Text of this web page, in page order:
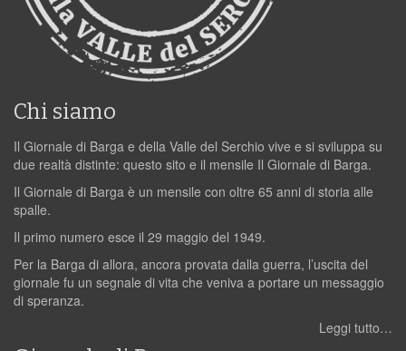
Chi siamo
Il Giornale di Barga e della Valle del Serchio vive e si sviluppa su
due realtà distinte: questo sito e il mensile Il Giornale di Barga.
Il Giornale di Barga è un mensile con oltre 65 anni di storia alle
spalle.
Il primo numero esce il 29 maggio del 1949.
Per la Barga di allora, ancora provata dalla guerra, l’uscita del
giornale fu un segnale di vita che veniva a portare un messaggio
di speranza.
Leggi tutto…